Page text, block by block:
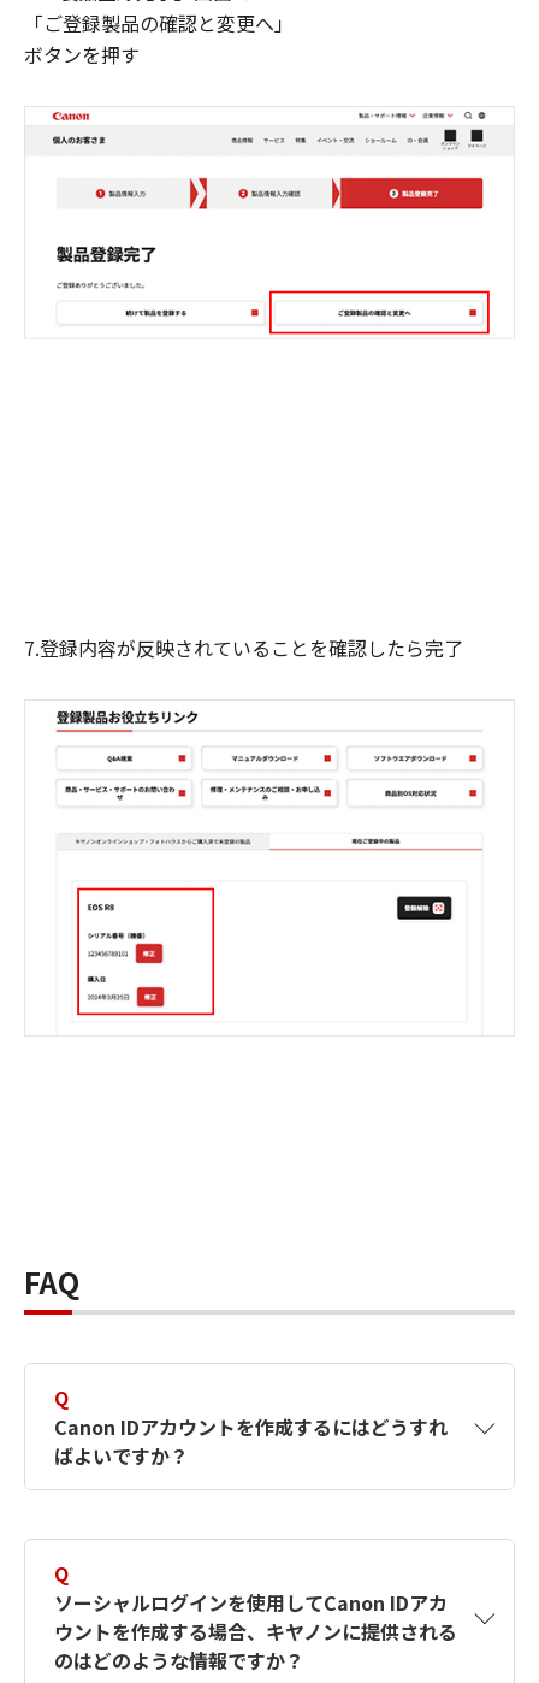
「ご登録製品の確認と変更へ」
ボタンを押す
7.登録内容が反映されていることを確認したら完了
FAQ
Q
Canon IDアカウントを作成するにはどうすれ
ばよいですか？
す。詳しい作成方法は【カメラ】Canon IDとは
何ですか？Canon IDの作成方法は？をご確認く
ださい。
Q
ソーシャルログインを使用してCanon IDアカ
ウントを作成する場合、キヤノンに提供される
のはどのような情報ですか？